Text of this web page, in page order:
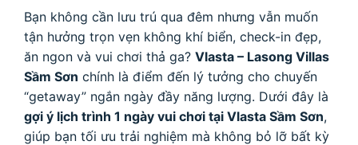
Bạn không cần lưu trú qua đêm nhưng vẫn muốn
tận hưởng trọn vẹn không khí biển, check-in đẹp,
ăn ngon và vui chơi thả ga? Vlasta – Lasong Villas
Sầm Sơn chính là điểm đến lý tưởng cho chuyến
“getaway” ngắn ngày đầy năng lượng. Dưới đây là
gợi ý lịch trình 1 ngày vui chơi tại Vlasta Sầm Sơn,
giúp bạn tối ưu trải nghiệm mà không bỏ lỡ bất kỳ